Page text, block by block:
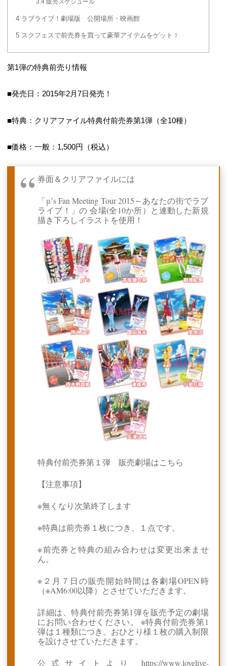
3.4販売スケジュール
4 ラブライブ！劇場版 公開場所・映画館
5 スクフェスで前売券を買って豪華アイテムをゲット！
第1弾の特典前売り情報
■発売日：2015年2月7日発売！
■特典：クリアファイル特典付前売券第1弾（全10種）
■価格：一般：1,500円（税込）
券面＆クリアファイルには
「μ’s Fan Meeting Tour 2015～あなたの街でラブ
ライブ！」の 会場(全10か所）と連動した新規
描き下ろしイラストを使用！
特典付前売券第１弾 販売劇場はこちら
【注意事項】
※無くなり次第終了します
※特典は前売券１枚につき、１点です。
※前売券と特典の組み合わせは変更出来ませ
ん。
※２月７日の販売開始時間は各劇場OPEN時
（※AM6:00以降）とさせていただきます。
詳細は、特典付前売券第1弾を販売予定の劇場
にお問い合わせください。 ※特典付前売券第1
弾は１種類につき、おひとり様１枚の購入制限
を設けさせていただきます。
公式サイトより https://www.lovelive-